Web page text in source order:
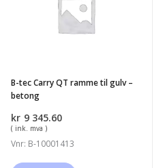
-
betong
B-tec Carry QT ramme til gulv –
betong
kr 9 345.60
( ink. mva )
Vnr: B-10001413